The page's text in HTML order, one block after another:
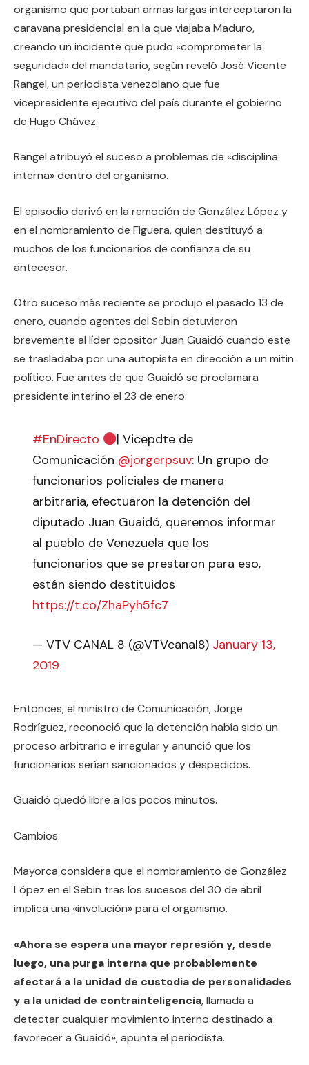
organismo que portaban armas largas interceptaron la
caravana presidencial en la que viajaba Maduro,
creando un incidente que pudo «comprometer la
seguridad» del mandatario, según reveló José Vicente
Rangel, un periodista venezolano que fue
vicepresidente ejecutivo del país durante el gobierno
de Hugo Chávez.
Rangel atribuyó el suceso a problemas de «disciplina
interna» dentro del organismo.
El episodio derivó en la remoción de González López y
en el nombramiento de Figuera, quien destituyó a
muchos de los funcionarios de confianza de su
antecesor.
Otro suceso más reciente se produjo el pasado 13 de
enero, cuando agentes del Sebin detuvieron
brevemente al líder opositor Juan Guaidó cuando este
se trasladaba por una autopista en dirección a un mitin
político. Fue antes de que Guaidó se proclamara
presidente interino el 23 de enero.
#EnDirecto
| Vicepdte de
Comunicación @jorgerpsuv: Un grupo de
funcionarios policiales de manera
arbitraria, efectuaron la detención del
diputado Juan Guaidó, queremos informar
al pueblo de Venezuela que los
funcionarios que se prestaron para eso,
están siendo destituidos
https://t.co/ZhaPyh5fc7
— VTV CANAL 8 (@VTVcanal8) January 13,
2019
Entonces, el ministro de Comunicación, Jorge
Rodríguez, reconoció que la detención había sido un
proceso arbitrario e irregular y anunció que los
funcionarios serían sancionados y despedidos.
Guaidó quedó libre a los pocos minutos.
Cambios
Mayorca considera que el nombramiento de González
López en el Sebin tras los sucesos del 30 de abril
implica una «involución» para el organismo.
«Ahora se espera una mayor represión y, desde
luego, una purga interna que probablemente
afectará a la unidad de custodia de personalidades
y a la unidad de contrainteligencia, llamada a
detectar cualquier movimiento interno destinado a
favorecer a Guaidó», apunta el periodista.